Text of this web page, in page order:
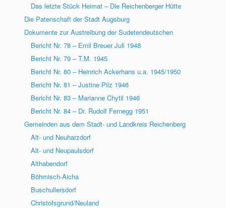
Das letzte Stück Heimat – Die Reichenberger Hütte
Die Patenschaft der Stadt Augsburg
Dokumente zur Austreibung der Sudetendeutschen
Bericht Nr. 78 – Emil Breuer Juli 1948
Bericht Nr. 79 – T.M. 1945
Bericht Nr. 80 – Heinrich Ackerhans u.a. 1945/1950
Bericht Nr. 81 – Justine Pilz 1946
Bericht Nr. 83 – Marianne Chytil 1946
Bericht Nr. 84 – Dr. Rudolf Fernegg 1951
Gemeinden aus dem Stadt- und Landkreis Reichenberg
Alt- und Neuharzdorf
Alt- und Neupaulsdorf
Althabendorf
Böhmisch-Aicha
Buschullersdorf
Christofsgrund/Neuland